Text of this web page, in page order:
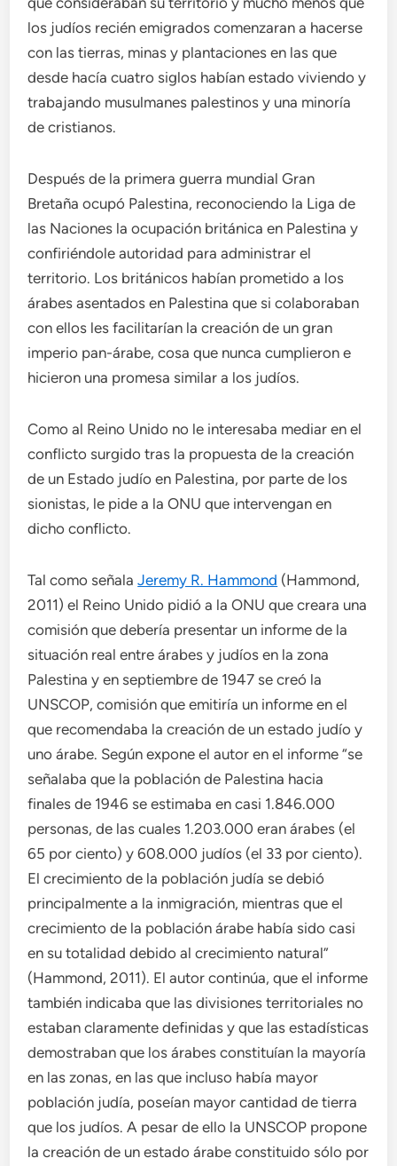
los judíos recién emigrados comenzaran a hacerse
con las tierras, minas y plantaciones en las que
desde hacía cuatro siglos habían estado viviendo y
trabajando musulmanes palestinos y una minoría
de cristianos.
Después de la primera guerra mundial Gran
Bretaña ocupó Palestina, reconociendo la Liga de
las Naciones la ocupación británica en Palestina y
confiriéndole autoridad para administrar el
territorio. Los británicos habían prometido a los
árabes asentados en Palestina que si colaboraban
con ellos les facilitarían la creación de un gran
imperio pan-árabe, cosa que nunca cumplieron e
hicieron una promesa similar a los judíos.
Como al Reino Unido no le interesaba mediar en el
conflicto surgido tras la propuesta de la creación
de un Estado judío en Palestina, por parte de los
sionistas, le pide a la ONU que intervengan en
dicho conflicto.
Tal como señalaJeremy R. Hammond (Hammond,
2011) el Reino Unido pidió a la ONU que creara una
comisión que debería presentar un informe de la
situación real entre árabes y judíos en la zona
Palestina y en septiembre de 1947 se creó la
UNSCOP, comisión que emitiría un informe en el
que recomendaba la creación de un estado judío y
uno árabe. Según expone el autor en el informe “se
señalaba que la población de Palestina hacia
finales de 1946 se estimaba en casi 1.846.000
personas, de las cuales 1.203.000 eran árabes (el
65 por ciento) y 608.000 judíos (el 33 por ciento).
El crecimiento de la población judía se debió
principalmente a la inmigración, mientras que el
crecimiento de la población árabe había sido casi
en su totalidad debido al crecimiento natural”
(Hammond, 2011). El autor continúa, que el informe
también indicaba que las divisiones territoriales no
estaban claramente definidas y que las estadísticas
demostraban que los árabes constituían la mayoría
en las zonas, en las que incluso había mayor
población judía, poseían mayor cantidad de tierra
que los judíos. A pesar de ello la UNSCOP propone
la creación de un estado árabe constituido sólo por